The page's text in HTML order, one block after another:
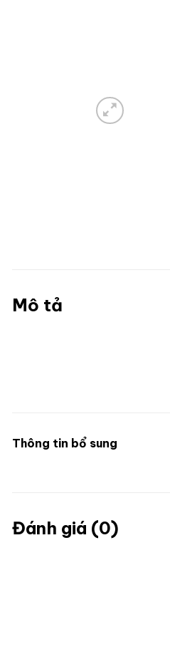
Mô tả
Thông tin bổ sung
Đánh giá (0)